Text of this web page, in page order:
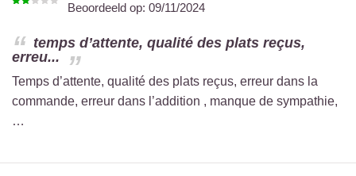
Beoordeeld op: 09/11/2024
temps d’attente, qualité des plats reçus,
erreu...
Temps d’attente, qualité des plats reçus, erreur dans la
commande, erreur dans l’addition , manque de sympathie,
…